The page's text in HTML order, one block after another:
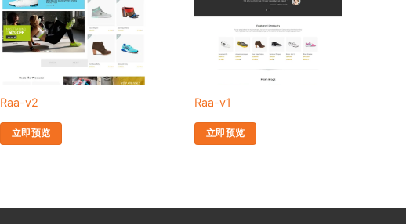
Raa-v2
立即预览
Raa-v1
立即预览